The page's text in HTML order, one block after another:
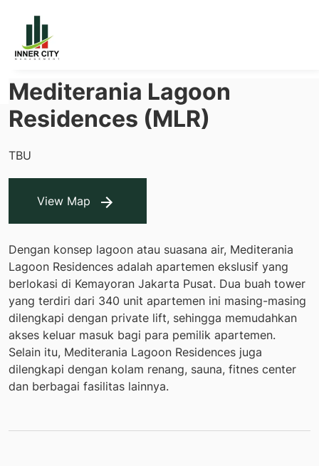
Mediterania Lagoon
Residences (MLR)
TBU
View Map
Dengan konsep lagoon atau suasana air, Mediterania
Lagoon Residences adalah apartemen ekslusif yang
berlokasi di Kemayoran Jakarta Pusat. Dua buah tower
yang terdiri dari 340 unit apartemen ini masing-masing
dilengkapi dengan private lift, sehingga memudahkan
akses keluar masuk bagi para pemilik apartemen.
Selain itu, Mediterania Lagoon Residences juga
dilengkapi dengan kolam renang, sauna, fitnes center
dan berbagai fasilitas lainnya.